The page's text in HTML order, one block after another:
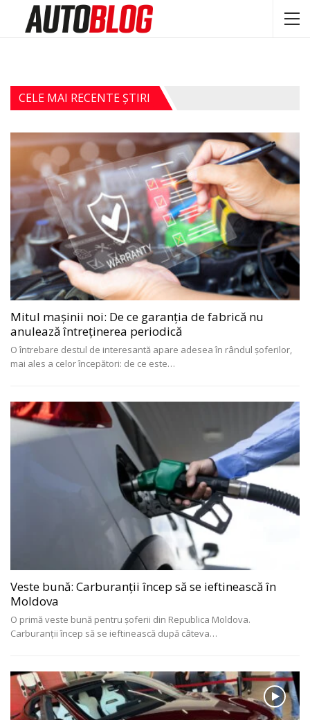
CELE MAI RECENTE ȘTIRI
Mitul mașinii noi: De ce garanția de fabrică nu
anulează întreținerea periodică
O întrebare destul de interesantă apare adesea în rândul șoferilor,
mai ales a celor începători: de ce este…
Veste bună: Carburanții încep să se ieftinească în
Moldova
O primă veste bună pentru șoferii din Republica Moldova.
Carburanții încep să se ieftinească după câteva…